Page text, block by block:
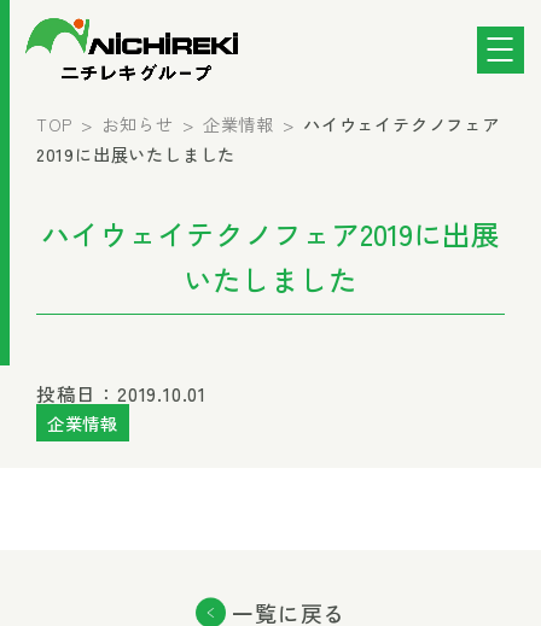
TOP お知らせ 企業情報
ハイウェイテクノフェア
2019に出展いたしました
ハイウェイテクノフェア2019に出展
いたしました
投稿日：2019.10.01
企業情報
一覧に戻る